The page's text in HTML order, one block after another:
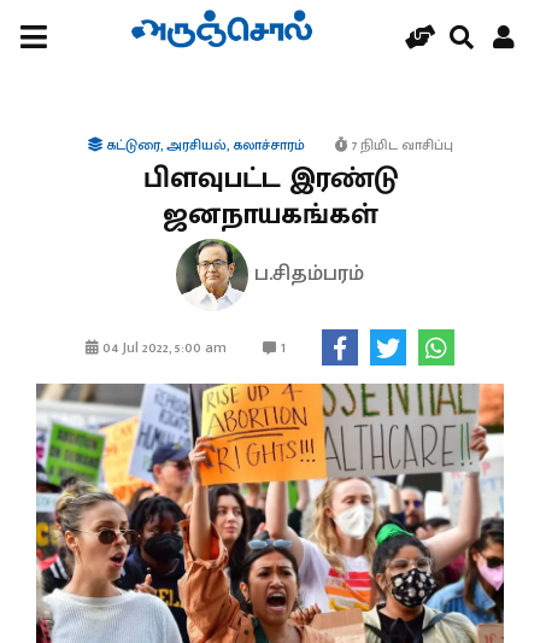
கட்டுரை,அரசியல்,கலாச்சாரம் 7 நிமிட வாசிப்பு
பிளவுபட்ட இரண்டு
ஜனநாயகங்கள்
ப.சிதம்பரம்
04 Jul 2022, 5:00 am 1